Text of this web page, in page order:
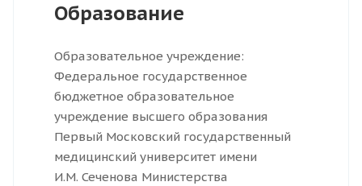
Образование
Образовательное учреждение:
Федеральное государственное
бюджетное образовательное
учреждение высшего образования
Первый Московский государственный
медицинский университет имени
И.М. Сеченова Министерства